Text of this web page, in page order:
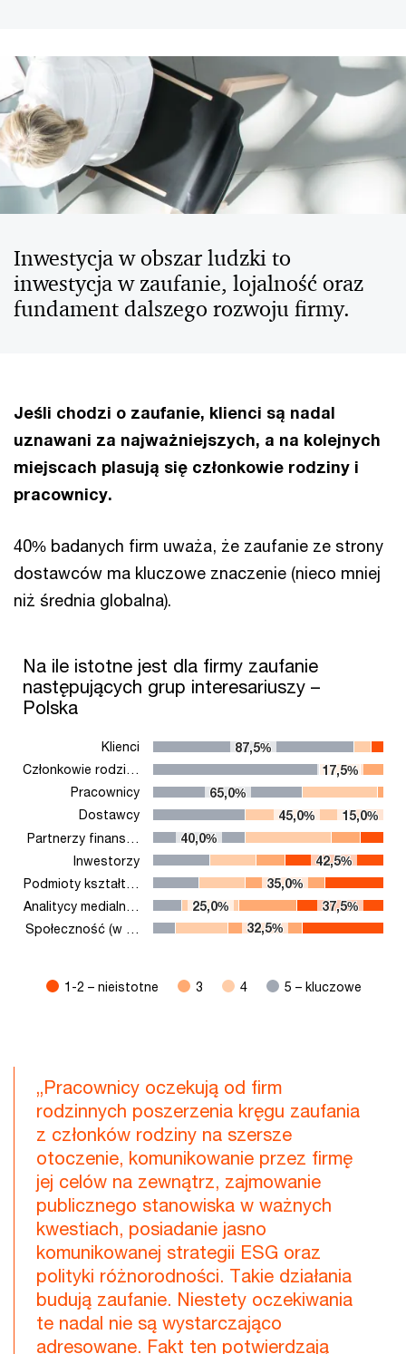
Inwestycja w obszar ludzki to
inwestycja w zaufanie, lojalność oraz
fundament dalszego rozwoju firmy.
Jeśli chodzi o zaufanie, klienci są nadal
uznawani za najważniejszych, a na kolejnych
miejscach plasują się członkowie rodziny i
pracownicy.
40% badanych firm uważa, że zaufanie ze strony
dostawców ma kluczowe znaczenie (nieco mniej
niż średnia globalna).
Na ile istotne jest dla firmy zaufanie następujących grup
Bar chart with 4 data series.
The chart has 1 X axis displaying categories.
Na ile istotne jest dla firmy zaufanie
następujących grup interesariuszy –
Polska
42,5%
42,5%
37,5%
37,5%
15,0%
15,0%
35,0%
35,0%
32,5%
32,5%
17,5%
17,5%
45,0%
45,0%
25,0%
25,0%
87,5%
87,5%
65,0%
65,0%
40,0%
40,0%
1-2 – nieistotne 3 4 5 – kluczowe
Klienci
Członkowie rodzi…
Pracownicy
Dostawcy
Partnerzy finans…
Inwestorzy
Podmioty kształt…
Analitycy medialn…
Społeczność (w …
„Pracownicy oczekują od firm
rodzinnych poszerzenia kręgu zaufania
z członków rodziny na szersze
otoczenie, komunikowanie przez firmę
jej celów na zewnątrz, zajmowanie
publicznego stanowiska w ważnych
kwestiach, posiadanie jasno
komunikowanej strategii ESG oraz
polityki różnorodności. Takie działania
budują zaufanie. Niestety oczekiwania
te nadal nie są wystarczająco
adresowane. Fakt ten potwierdzają